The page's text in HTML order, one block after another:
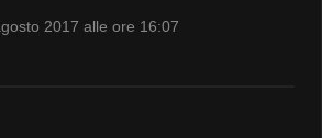
2017 alle ore 16:07